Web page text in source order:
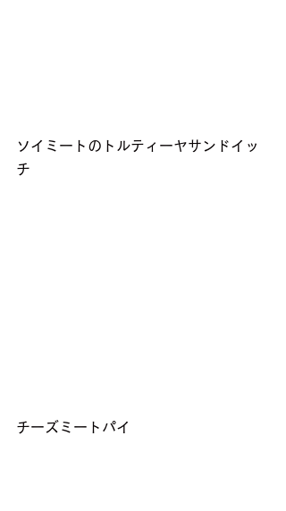
ソイミートのトルティーヤサンドイッ
チ
チーズミートパイ